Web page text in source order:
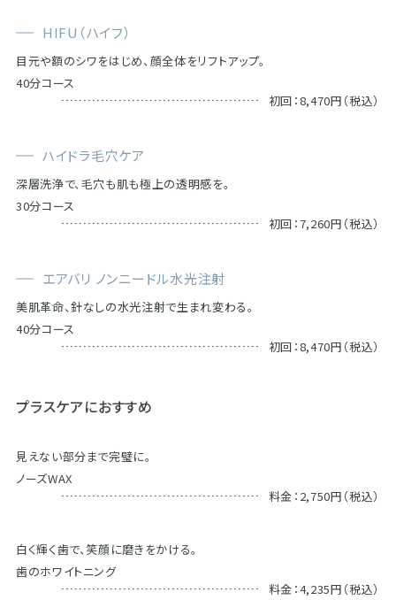
HIFU（ハイフ）
目元や額のシワをはじめ、顔全体をリフトアップ。
40分コース
初回：8,470円（税込）
ハイドラ毛穴ケア
深層洗浄で、毛穴も肌も極上の透明感を。
30分コース
初回：7,260円（税込）
エアバリ ノンニードル水光注射
美肌革命、針なしの水光注射で生まれ変わる。
40分コース
初回：8,470円（税込）
プラスケアにおすすめ
見えない部分まで完璧に。
ノーズWAX
料金：2,750円（税込）
白く輝く歯で、笑顔に磨きをかける。
歯のホワイトニング
料金：4,235円（税込）